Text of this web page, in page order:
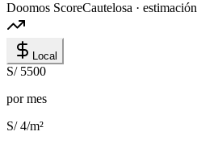
Doomos ScoreCautelosa · estimación
Local
S/ 5500
por mes
S/ 4/m²